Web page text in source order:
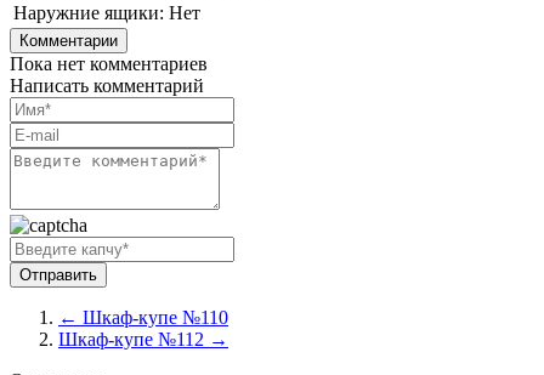
Наружние ящики: Нет
Комментарии
Пока нет комментариев
Написать комментарий
← Шкаф-купе №110
Шкаф-купе №112 →